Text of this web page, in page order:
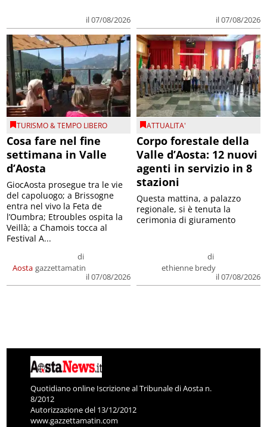
il 07/08/2026 il 07/08/2026
TURISMO & TEMPO LIBERO
Cosa fare nel fine
settimana in Valle
d’Aosta
Aosta
di
gazzettamatin
il 07/08/2026
GiocAosta prosegue tra le vie
del capoluogo; a Brissogne
entra nel vivo la Feta de
l’Oumbra; Etroubles ospita la
Veillà; a Chamois tocca al
Festival A...
ATTUALITA'
Corpo forestale della
Valle d’Aosta: 12 nuovi
agenti in servizio in 8
stazioni
di
ethienne bredy
il 07/08/2026
Questa mattina, a palazzo
regionale, si è tenuta la
cerimonia di giuramento
Quotidiano online Iscrizione al Tribunale di Aosta n.
8/2012
Autorizzazione del 13/12/2012
www.gazzettamatin.com